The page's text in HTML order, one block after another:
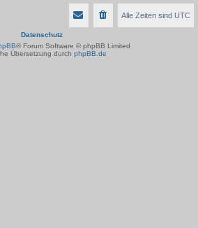
Alle Zeiten sind UTC
Datenschutz
® Forum Software © phpBB Limited
Übersetzung durch phpBB.de